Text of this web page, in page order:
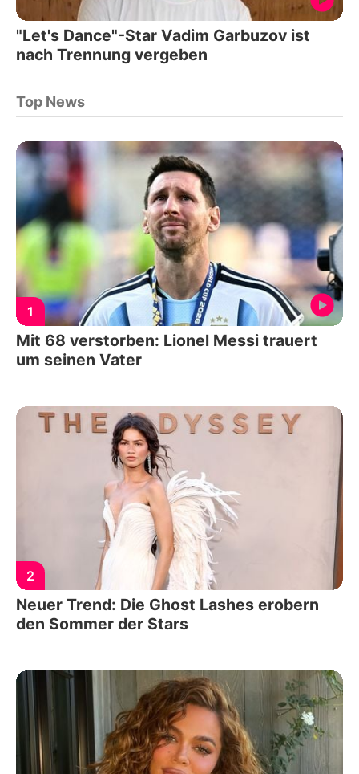
"Let's Dance"-Star Vadim Garbuzov ist
nach Trennung vergeben
Top News
1
Mit 68 verstorben: Lionel Messi trauert
um seinen Vater
2
Neuer Trend: Die Ghost Lashes erobern
den Sommer der Stars